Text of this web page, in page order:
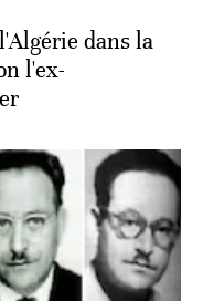
dans la
l'ex-